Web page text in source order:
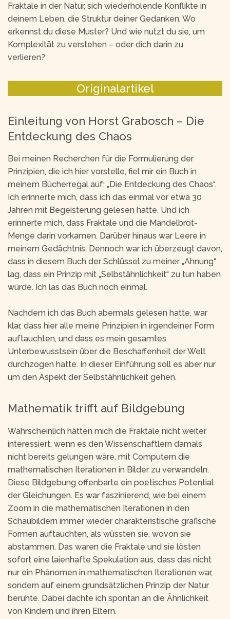
Fraktale in der Natur, sich wiederholende Konflikte in
deinem Leben, die Struktur deiner Gedanken. Wo
erkennst du diese Muster? Und wie nutzt du sie, um
Komplexität zu verstehen – oder dich darin zu
verlieren?
Originalartikel
Einleitung von Horst Grabosch – Die
Entdeckung des Chaos
Bei meinen Recherchen für die Formulierung der
Prinzipien, die ich hier vorstelle, fiel mir ein Buch in
meinem Bücherregal auf: „Die Entdeckung des Chaos“.
Ich erinnerte mich, dass ich das einmal vor etwa 30
Jahren mit Begeisterung gelesen hatte. Und ich
erinnerte mich, dass Fraktale und die Mandelbrot-
Menge darin vorkamen. Darüber hinaus war Leere in
meinem Gedächtnis. Dennoch war ich überzeugt davon,
dass in diesem Buch der Schlüssel zu meiner „Ahnung“
lag, dass ein Prinzip mit „Selbstähnlichkeit“ zu tun haben
würde. Ich las das Buch noch einmal.
Nachdem ich das Buch abermals gelesen hatte, war
klar, dass hier alle meine Prinzipien in irgendeiner Form
auftauchten, und dass es mein gesamtes
Unterbewusstsein über die Beschaffenheit der Welt
durchzogen hatte. In dieser Einführung soll es aber nur
um den Aspekt der Selbstähnlichkeit gehen.
Mathematik trifft auf Bildgebung
Wahrscheinlich hätten mich die Fraktale nicht weiter
interessiert, wenn es den Wissenschaftlern damals
nicht bereits gelungen wäre, mit Computern die
mathematischen Iterationen in Bilder zu verwandeln.
Diese Bildgebung offenbarte ein poetisches Potential
der Gleichungen. Es war faszinierend, wie bei einem
Zoom in die mathematischen Iterationen in den
Schaubildern immer wieder charakteristische grafische
Formen auftauchten, als wüssten sie, wovon sie
abstammen. Das waren die Fraktale und sie lösten
sofort eine laienhafte Spekulation aus, dass das nicht
nur ein Phänomen in mathematischen Iterationen war,
sondern auf einem grundsätzlichen Prinzip der Natur
beruhte. Dabei dachte ich spontan an die Ähnlichkeit
von Kindern und ihren Eltern.